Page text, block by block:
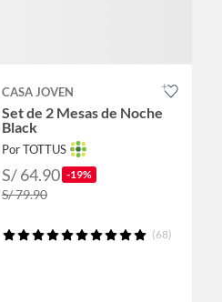
CASA JOVEN
Set de 2 Mesas de Noche
Black
Por TOTTUS
S/ 64.90 -19%
S/ 79.90
(68)